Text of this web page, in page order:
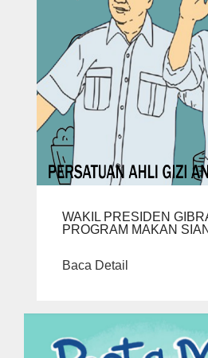
WAKIL PRESIDEN
PROGRAM MAKAN
Baca Detail